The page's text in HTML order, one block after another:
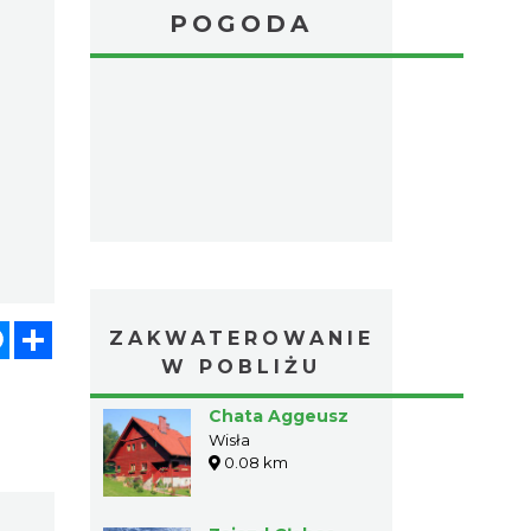
Messenger
POGODA
ZAKWATEROWANIE
W POBLIŻU
Chata Aggeusz
Wisła
0.08 km